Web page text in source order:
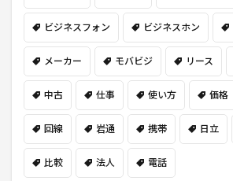
ビジネスフォン ビジネスホン
メーカー モバビジ リース
中古 仕事 使い方 価格
回線 岩通 携帯 日立
比較 法人 電話